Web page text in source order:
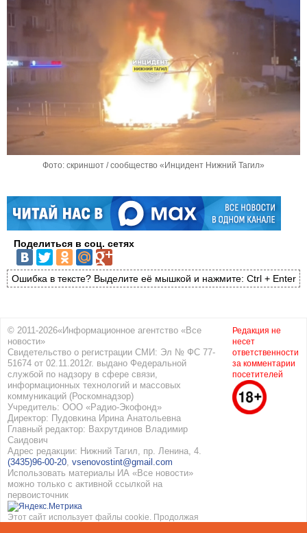
Фото: скриншот / сообщество «Инцидент Нижний Тагил»
Поделиться в соц. сетях
Ошибка в тексте? Выделите её мышкой и нажмите: Ctrl + Enter
© 2011-2026«Информационное агентство «Все
новости»
Свидетельство о регистрации СМИ: Эл № ФС 77-
51674 от 02.11.2012г. выдано Федеральной
службой по надзору в сфере связи,
информационных технологий и массовых
коммуникаций (Роскомнадзор)
Учредитель: ООО «Радио-Экофонд»
Директор: Пудовкина Ирина Анатольевна
Главный редактор: Вахрутдинов Владимир
Саидович
Адрес редакции: Нижний Тагил, пр. Ленина, 4.
(3435)96-00-20 vsenovostint@gmail.com
Использовать материалы ИА «Все новости»
можно только с активной ссылкой на
первоисточник
Этот сайт использует файлы cookie. Продолжая
Редакция не
несет
ответственности
за комментарии
посетителей